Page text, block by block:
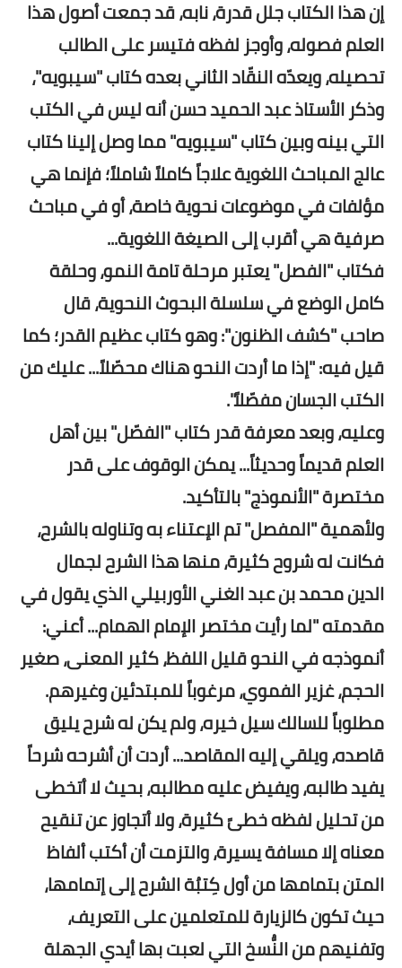
إن هذا الكتاب جلل قدرة، نابه، قد جمعت أصول هذا
العلم فصوله، وأوجز لفظه فتيسر على الطالب
تحصيله، ويعدّه النقّاد الثاني بعده كتاب "سيبويه"،
وذكر الأستاذ عبد الحميد حسن أنه ليس في الكتب
التي بينه وبين كتاب "سيبويه" مما وصل إلينا كتاب
عالج المباحث اللغوية علاجاً كاملاً شاملاً؛ فإنما هي
مؤلفات في موضوعات نحوية خاصة، أو في مباحث
صرفية هي أقرب إلى الصيغة اللغوية...
فكتاب "الفصل" يعتبر مرحلة تامة النمو، وحلقة
كامل الوضع في سلسلة البحوث النحوية، قال
صاحب "كشف الظنون": وهو كتاب عظيم القدر؛ كما
قيل فيه: "إذا ما أردت النحو هناك محصّلاً... عليك من
الكتب الجسان مفصّلاً".
وعليه، وبعد معرفة قدر كتاب "الفصّل" بين أهل
العلم قديماً وحديثاً... يمكن الوقوف على قدر
مختصرة "الأنموذج" بالتأكيد.
ولأهمية "المفصل" تم الإعتناء به وتناوله بالشرح،
فكانت له شروح كثيرة، منها هذا الشرح لجمال
الدين محمد بن عبد الغني الأوربيلي الذي يقول في
مقدمته "لما رأيت مختصر الإمام الهمام... أعني:
أنموذجه في النحو قليل اللفظ، كثير المعنى، صغير
الحجم، غزير الفموي، مرغوباً للمبتدئين وغيرهم.
مطلوباً للسالك سيل خيره، ولم يكن له شرح يليق
قاصده، ويلقي إليه المقاصد... أردت أن أشرحه شرحاً
يفيد طالبه، ويفيض عليه مطالبه، بحيث لا أتخطى
من تحليل لفظه خطىً كثيرة، ولا أتجاوز عن تنقيح
معناه إلا مسافة يسيرة، والتزمت أن أكتب ألفاظ
المتن بتمامها من أول كِتبُة الشرح إلى إتمامها،
حيث تكون كالزيارة للمتعلمين على التعريف،
وتفنيهم من النُّسخ التي لعبت بها أيدي الجهلة